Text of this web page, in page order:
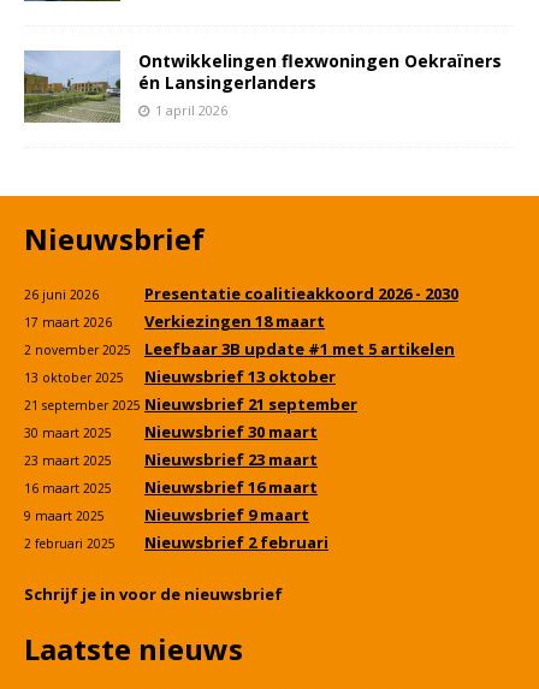
Ontwikkelingen flexwoningen Oekraïners
én Lansingerlanders
1 april 2026
Nieuwsbrief
26 juni 2026 Presentatie coalitieakkoord 2026 - 2030
17 maart 2026 Verkiezingen 18 maart
2 november 2025 Leefbaar 3B update #1 met 5 artikelen
13 oktober 2025 Nieuwsbrief 13 oktober
21 september 2025 Nieuwsbrief 21 september
30 maart 2025 Nieuwsbrief 30 maart
23 maart 2025 Nieuwsbrief 23 maart
16 maart 2025 Nieuwsbrief 16 maart
9 maart 2025 Nieuwsbrief 9 maart
2 februari 2025 Nieuwsbrief 2 februari
Schrijf je in voor de nieuwsbrief
Laatste nieuws